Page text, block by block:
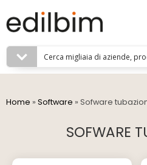
Home » Software » Sofware
SOFWARE